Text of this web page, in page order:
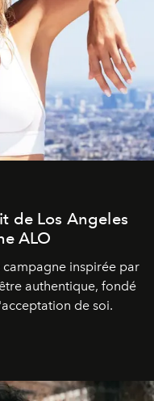
de Los Angeles
ALO
inspirée par
authentique, fondé
de soi.